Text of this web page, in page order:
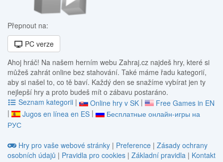
Přepnout na:
PC verze
Ahoj hráč! Na našem herním webu Zahraj.cz najdeš hry, které si
můžeš zahrát online bez stahování. Také máme řadu kategorií,
aby si našel to, co tě baví. Každý den se snažíme vybírat jen ty
nejlepší hry a proto budeš mít o zábavu postaráno.
Seznam kategorii | Online hry v SK |
Free Games in EN
|
Jugos en línea en ES |
Бесплатные онлайн-игры на
РУС
Hry pro vaše webové stránky | Preference | Zásady ochrany
osobních údajů | Pravidla pro cookies | Základní pravidla | Kontakt